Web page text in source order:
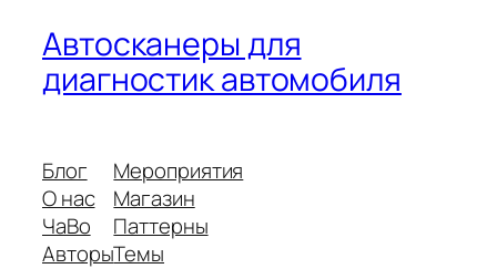
Автосканеры для
диагностик автомобиля
Блог
О нас
ЧаВо
Авторы
Мероприятия
Магазин
Паттерны
Темы